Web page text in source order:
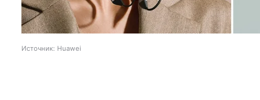
Источник: Huawei